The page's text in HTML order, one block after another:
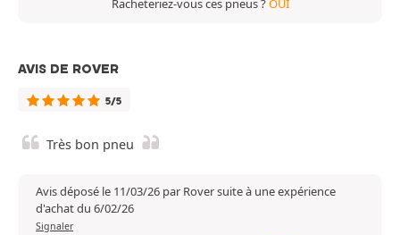
Racheteriez-vous ces pneus ?OUI
AVIS DE ROVER
5/5
Très bon pneu
Avis déposé le 11/03/26 par Rover suite à une expérience
d'achat du 6/02/26
Signaler